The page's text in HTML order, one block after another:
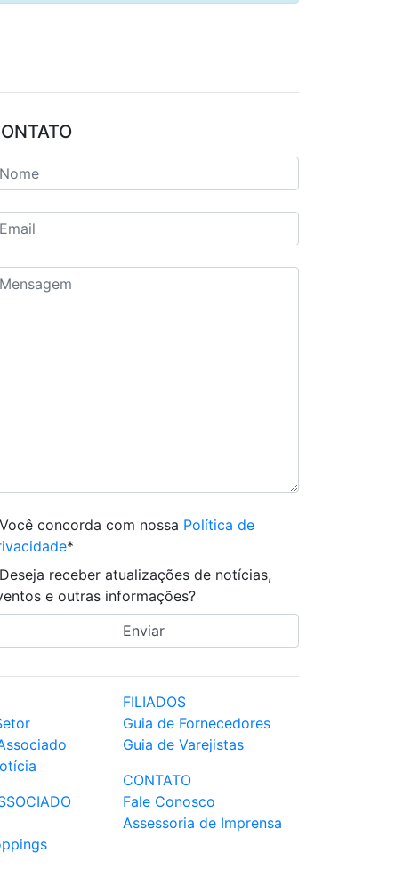
Você concorda com nossa Política de
*
Deseja receber atualizações de notícias,
e outras informações?
FILIADOS
Guia de Fornecedores
Guia de Varejistas
CONTATO
Fale Conosco
Assessoria de Imprensa